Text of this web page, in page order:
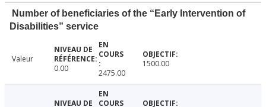
Number of beneficiaries of the “Early Intervention of
Disabilities” service
Valeur
0.00
2475.00
1500.00